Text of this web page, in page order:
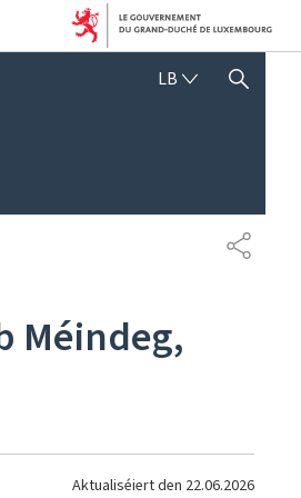
LB SHOW HIDE SEARCH
Méindeg,
Aktualiséiert den 22.06.2026